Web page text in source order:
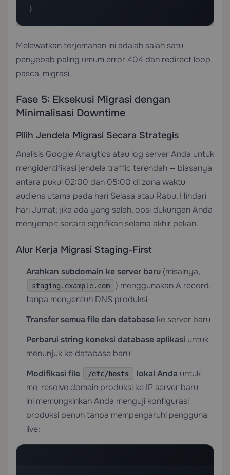
}
Melewatkan terjemahan ini adalah salah satu
penyebab paling umum error 404 dan redirect loop
pasca-migrasi.
Fase 5: Eksekusi Migrasi dengan
Minimalisasi Downtime
Pilih Jendela Migrasi Secara Strategis
Analisis Google Analytics atau log server Anda untuk
mengidentifikasi jendela traffic terendah — biasanya
antara pukul 02:00 dan 05:00 di zona waktu
audiens utama pada hari Selasa atau Rabu. Hindari
hari Jumat; jika ada yang salah, opsi dukungan Anda
menyempit secara signifikan selama akhir pekan.
Alur Kerja Migrasi Staging-First
Arahkan subdomain ke server baru (misalnya,
staging.example.com
) menggunakan A record,
tanpa menyentuh DNS produksi
Transfer semua file dan database ke server baru
Perbarui string koneksi database aplikasi untuk
menunjuk ke database baru
Modifikasi file
/etc/hosts lokal Anda untuk
me-resolve domain produksi ke IP server baru —
ini memungkinkan Anda menguji konfigurasi
produksi penuh tanpa mempengaruhi pengguna
live: